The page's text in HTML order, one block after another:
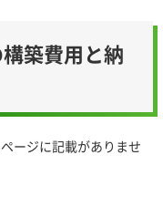
築費用と納
ージに記載がありませ